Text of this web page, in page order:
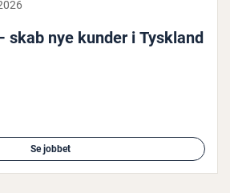
nye kunder i Tyskland
Se jobbet